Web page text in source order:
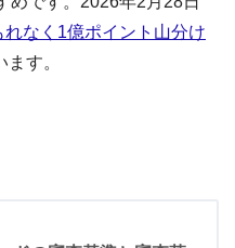
なく1億ポイント山分け
す。